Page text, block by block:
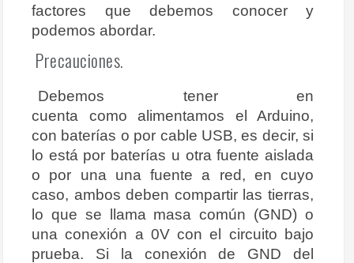
factores que debemos conocer y
podemos abordar.
Precauciones.
Debemos tener en
cuenta como alimentamos el Arduino,
con baterías o por cable USB, es decir, si
lo está por baterías u otra fuente aislada
o por una una fuente a red, en cuyo
caso, ambos deben compartir las tierras,
lo que se llama masa común (GND) o
una conexión a 0V con el circuito bajo
prueba. Si la conexión de GND del